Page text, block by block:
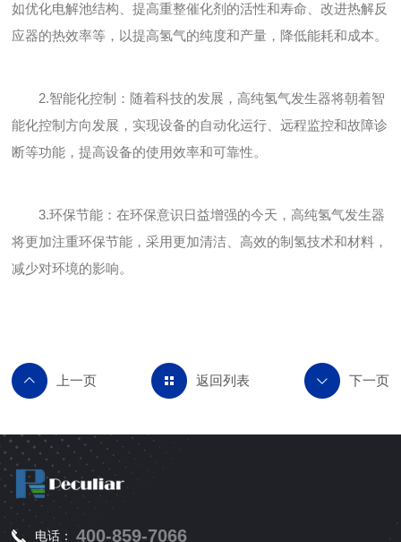
如优化电解池结构、提高重整催化剂的活性和寿命、改进热解反
应器的热效率等，以提高氢气的纯度和产量，降低能耗和成本。
2.智能化控制：随着科技的发展，高纯氢气发生器将朝着智
能化控制方向发展，实现设备的自动化运行、远程监控和故障诊
断等功能，提高设备的使用效率和可靠性。
3.环保节能：在环保意识日益增强的今天，高纯氢气发生器
将更加注重环保节能，采用更加清洁、高效的制氢技术和材料，
减少对环境的影响。
返回列表
电话： 400-859-7066